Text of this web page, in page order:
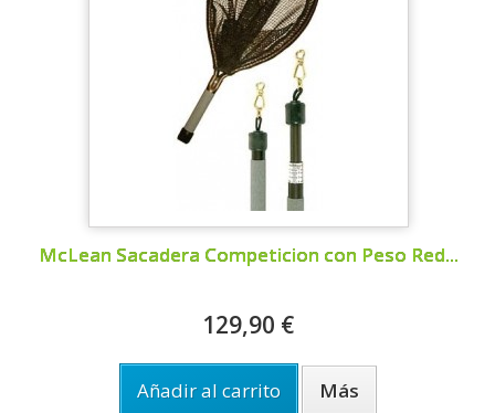
McLean Sacadera Competicion con Peso Red...
129,90 €
Añadir al carrito Más